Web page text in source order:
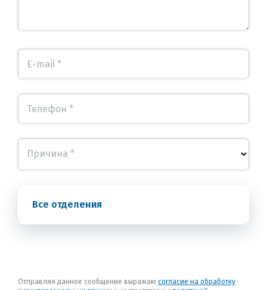
E-mail *
Телефон *
Причина *
Все отделения
Отправляя данное сообщение выражаю согласие на обработку